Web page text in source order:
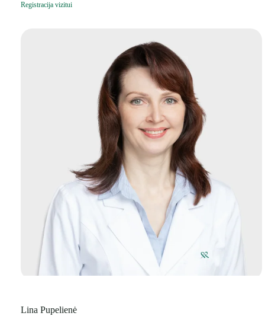
Registracija vizitui
Lina Pupelienė